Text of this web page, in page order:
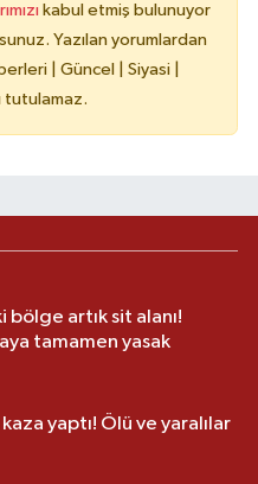
kabul etmiş bulunuyor
Yazılan yorumlardan
| Güncel | Siyasi |
tutulamaz.
bölge artık sit alanı!
tamamen yasak
kaza yaptı! Ölü ve yaralılar